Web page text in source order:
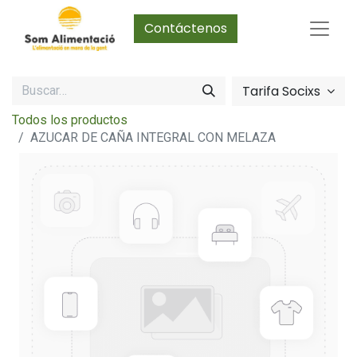
Contáctenos
Tarifa Socixs
Todos los productos
AZUCAR DE CAÑA INTEGRAL CON MELAZA